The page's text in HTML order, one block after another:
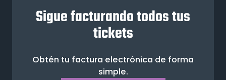
Sigue facturando todos tus
tickets
Obtén tu factura electrónica de forma
simple.